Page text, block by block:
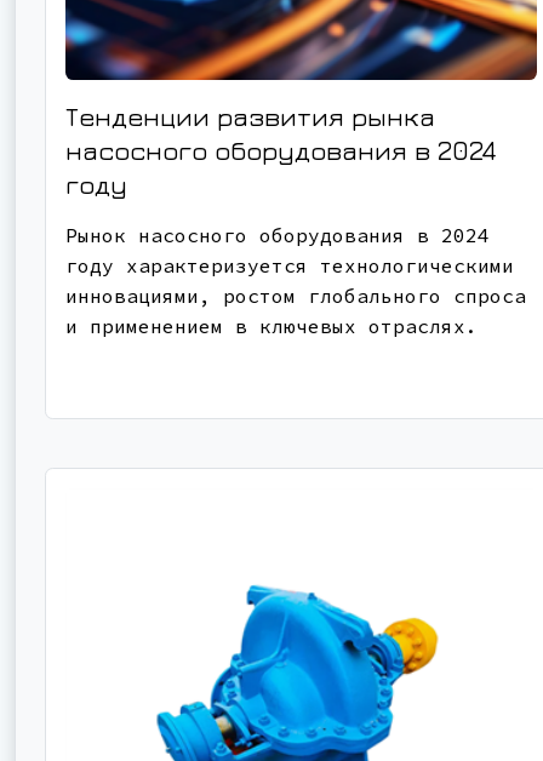
Тенденции развития рынка
насосного оборудования в 2024
году
Рынок насосного оборудования в 2024
году характеризуется технологическими
инновациями, ростом глобального спроса
и применением в ключевых отраслях.